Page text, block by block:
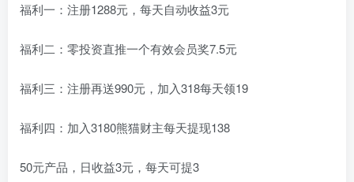
福利一：注册1288元，每天自动收益3元
福利二：零投资直推一个有效会员奖7.5元
福利三：注册再送990元，加入318每天领19
福利四：加入3180熊猫财主每天提现138
50元产品，日收益3元，每天可提3